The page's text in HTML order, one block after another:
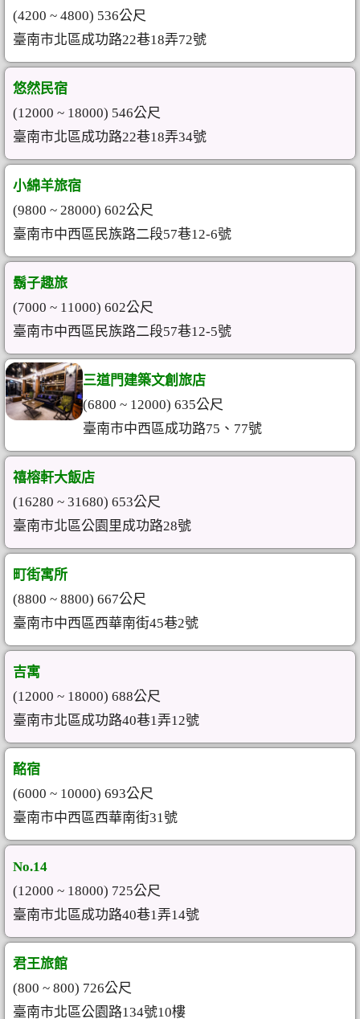
(4200 ~ 4800) 536公尺
臺南市北區成功路22巷18弄72號
悠然民宿
(12000 ~ 18000) 546公尺
臺南市北區成功路22巷18弄34號
小綿羊旅宿
(9800 ~ 28000) 602公尺
臺南市中西區民族路二段57巷12-6號
鬍子趣旅
(7000 ~ 11000) 602公尺
臺南市中西區民族路二段57巷12-5號
三道門建築文創旅店
(6800 ~ 12000) 635公尺
臺南市中西區成功路75、77號
禧榕軒大飯店
(16280 ~ 31680) 653公尺
臺南市北區公園里成功路28號
町街寓所
(8800 ~ 8800) 667公尺
臺南市中西區西華南街45巷2號
吉寓
(12000 ~ 18000) 688公尺
臺南市北區成功路40巷1弄12號
酩宿
(6000 ~ 10000) 693公尺
臺南市中西區西華南街31號
No.14
(12000 ~ 18000) 725公尺
臺南市北區成功路40巷1弄14號
君王旅館
(800 ~ 800) 726公尺
臺南市北區公園路134號10樓